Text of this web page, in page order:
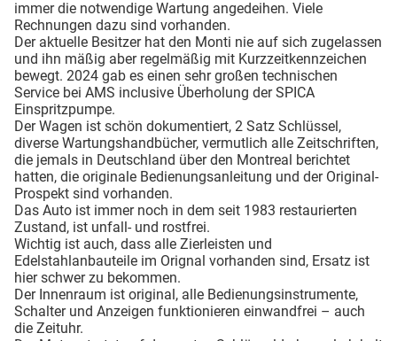
immer die notwendige Wartung angedeihen. Viele
Rechnungen dazu sind vorhanden.
Der aktuelle Besitzer hat den Monti nie auf sich zugelassen
und ihn mäßig aber regelmäßig mit Kurzzeitkennzeichen
bewegt. 2024 gab es einen sehr großen technischen
Service bei AMS inclusive Überholung der SPICA
Einspritzpumpe.
Der Wagen ist schön dokumentiert, 2 Satz Schlüssel,
diverse Wartungshandbücher, vermutlich alle Zeitschriften,
die jemals in Deutschland über den Montreal berichtet
hatten, die originale Bedienungsanleitung und der Original-
Prospekt sind vorhanden.
Das Auto ist immer noch in dem seit 1983 restaurierten
Zustand, ist unfall- und rostfrei.
Wichtig ist auch, dass alle Zierleisten und
Edelstahlanbauteile im Orignal vorhanden sind, Ersatz ist
hier schwer zu bekommen.
Der Innenraum ist original, alle Bedienungsinstrumente,
Schalter und Anzeigen funktionieren einwandfrei – auch
die Zeituhr.